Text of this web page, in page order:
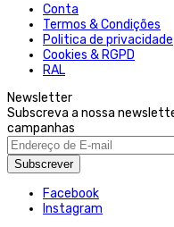
Conta
Termos & Condições
Politica de privacidade
Cookies & RGPD
RAL
Newsletter
Subscreva a nossa
campanhas
Subscrever
Facebook
Instagram